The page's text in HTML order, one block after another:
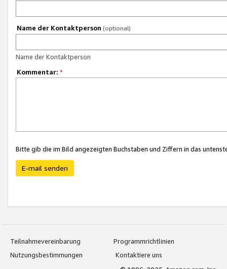
Name der Kontaktperson (optional)
Name der Kontaktperson
Kommentar: *
Bitte gib die im Bild angezeigten Buchstaben und Ziffern in das
E-mail senden
Teilnahmevereinbarung
Programmrichtlinien
Nutzungsbestimmungen
Kontaktiere uns